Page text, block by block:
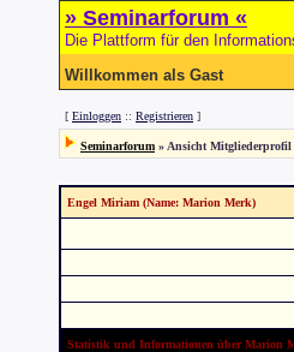
» Seminarforum «
Die Plattform für den
Willkommen als Gast
[ Einloggen :: Registrieren ]
Seminarforum » Ansicht Mitgliederprofil
Engel Miriam (Name: Marion Merk)
Statistik und Informationen über Marion